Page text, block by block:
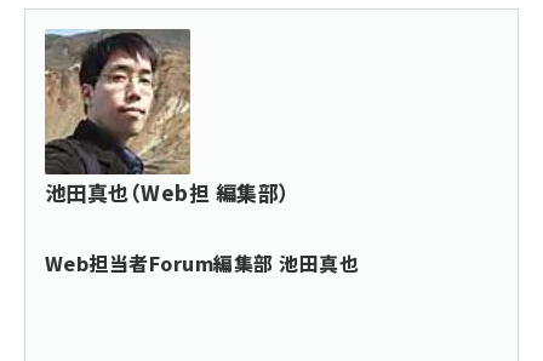
池田真也（Web担 編集部）
Web担当者Forum編集部 池田真也